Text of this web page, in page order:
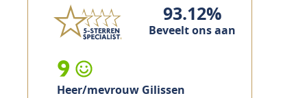
93.12%
Beveelt ons aan
9
Heer/mevrouw Gilissen